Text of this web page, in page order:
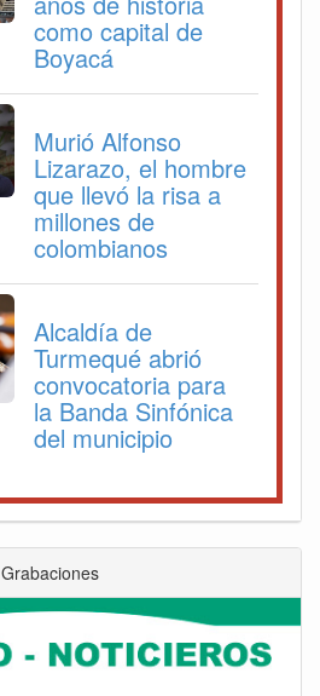
como capital de
Boyacá
Murió Alfonso
Lizarazo, el hombre
que llevó la risa a
millones de
colombianos
Alcaldía de
Turmequé abrió
convocatoria para
la Banda Sinfónica
del municipio
Grabaciones